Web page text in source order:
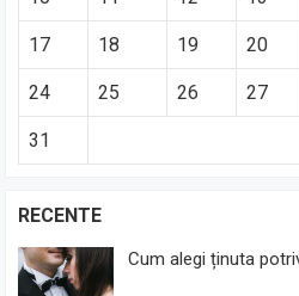
17 18 19 20
24 25 26 27
31
RECENTE
Cum alegi ținuta